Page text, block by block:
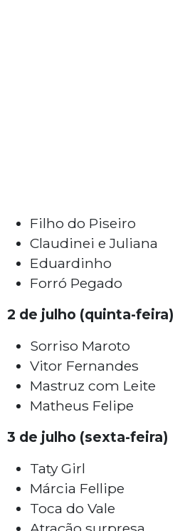
Filho do Piseiro
Claudinei e Juliana
Eduardinho
Forró Pegado
2 de julho (quinta-feira)
Sorriso Maroto
Vitor Fernandes
Mastruz com Leite
Matheus Felipe
3 de julho (sexta-feira)
Taty Girl
Márcia Fellipe
Toca do Vale